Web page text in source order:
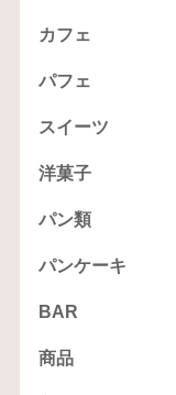
カフェ
パフェ
スイーツ
洋菓子
パン類
パンケーキ
BAR
商品